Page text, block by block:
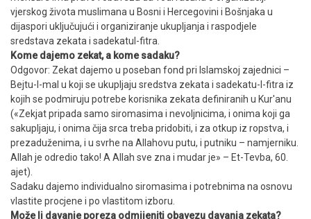
vjerskog života muslimana u Bosni i Hercegovini i Bošnjaka u
dijaspori uključujući i organiziranje ukupljanja i raspodjele
sredstava zekata i sadekatul-fitra.
Kome dajemo zekat, a kome sadaku?
Odgovor: Zekat dajemo u poseban fond pri Islamskoj zajednici –
Bejtu-l-mal u koji se ukupljaju sredstva zekata i sadekatu-l-fitra iz
kojih se podmiruju potrebe korisnika zekata definiranih u Kur'anu
(«Zekjat pripada samo siromasima i nevoljnicima, i onima koji ga
sakupljaju, i onima čija srca treba pridobiti, i za otkup iz ropstva, i
prezaduženima, i u svrhe na Allahovu putu, i putniku – namjerniku.
Allah je odredio tako! A Allah sve zna i mudar je» – Et-Tevba, 60.
ajet).
Sadaku dajemo individualno siromasima i potrebnima na osnovu
vlastite procjene i po vlastitom izboru.
Može li davanje poreza odmijeniti obavezu davanja zekata?